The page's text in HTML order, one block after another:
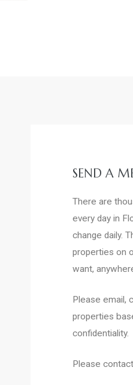
SEND A
There are
every day in
change daily.
properties on
want,
Please email,
properties
confidentiality.
Please